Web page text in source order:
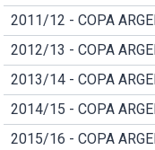
2011/12 - COPA
2012/13 - COPA
2013/14 - COPA
2014/15 - COPA
2015/16 - COPA